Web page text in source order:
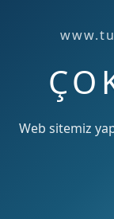
Web sitemiz